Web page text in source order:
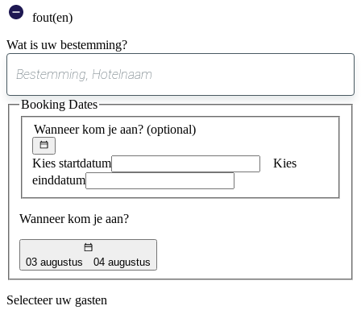
fout(en)
Wat is uw bestemming?
suggestie
gevonden
Wanneer kom je aan? (optional)
Kies startdatum
Kies
einddatum
Wanneer kom je aan?
03 augustus 04 augustus
Booking Dates
Selecteer uw gasten